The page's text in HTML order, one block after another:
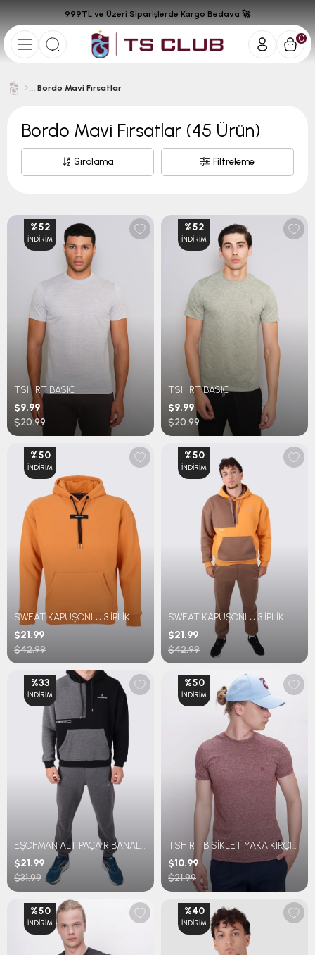
0
999TL ve Üzeri Siparişlerde Kargo Bedava 🚀
Bordo Mavi Fırsatlar
Bordo Mavi Fırsatlar (45 Ürün)
Filtreleme
Sıralama
TSHİRT BASIC
$9.99
$20.99
%52
İNDIRIM
TSHİRT BASIC
$9.99
$20.99
%52
İNDIRIM
SWEAT KAPÜŞONLU 3 İPLİK
$21.99
$42.99
%50
İNDIRIM
SWEAT KAPÜŞONLU 3 İPLİK
$21.99
$42.99
%50
İNDIRIM
EŞOFMAN ALT PAÇA RİBANALI FIRÇALI 3 İPLİK
$21.99
$31.99
%33
İNDIRIM
TSHİRT BİSİKLET YAKA KIRÇILLI
$10.99
$21.99
%50
İNDIRIM
%50
İNDIRIM
%40
İNDIRIM